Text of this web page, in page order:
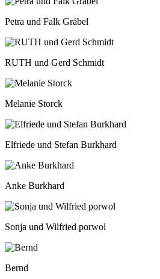
Petra und Falk Gräbel
RUTH und Gerd Schmidt
Melanie Storck
Elfriede und Stefan Burkhard
Anke Burkhard
Sonja und Wilfried porwol
Bernd